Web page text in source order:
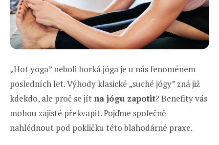
„Hot yoga” neboli horká jóga je u nás fenoménem
posledních let. Výhody klasické „suché jógy” zná již
kdekdo, ale proč se jít na jógu zapotit? Benefity vás
mohou zajisté překvapit. Pojďme společně
nahlédnout pod pokličku této blahodárné praxe.